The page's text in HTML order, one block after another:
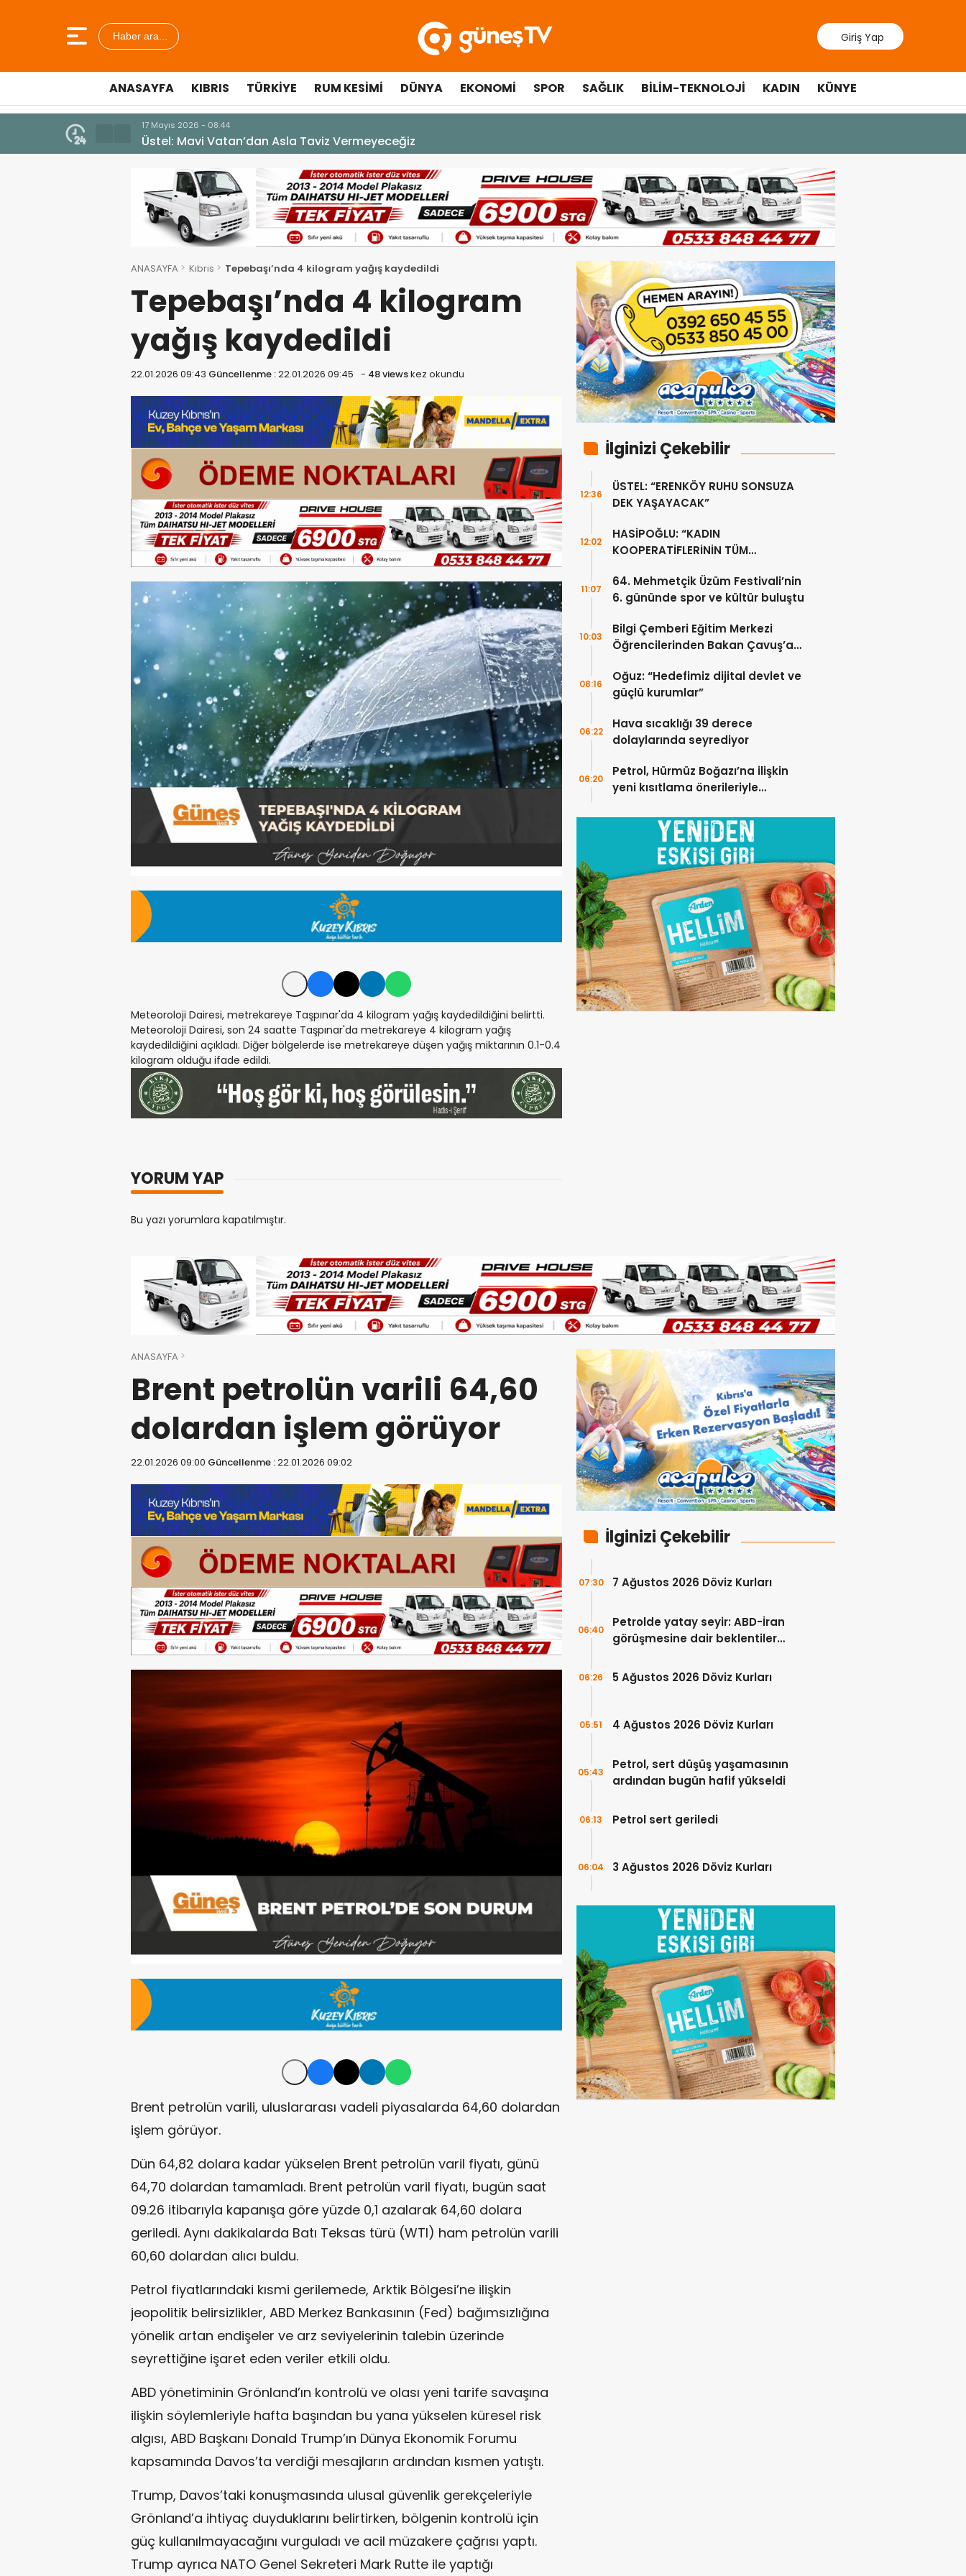
Haber ara... Giriş Yap
ANASAYFA KIBRIS TÜRKIYE RUM KESIMI DÜNYA EKONOMI SPOR SAĞLIK BILIM-TEKNOLOJI KADIN KÜNYE
7 Ağustos 2026 - 12:36
ÜSTEL: “ERENKÖY RUHU SONSUZA DEK YAŞAYACAK”
ANASAYFA Kıbrıs Tepebaşı’nda 4 kilogram yağış kaydedildi
Tepebaşı’nda 4 kilogram
yağış kaydedildi
22.01.2026 09:43 Güncellenme :22.01.2026 09:45 - 48 viewskez okundu
Meteoroloji Dairesi, metrekareye Taşpınar'da 4 kilogram yağış kaydedildiğini belirtti.
Meteoroloji Dairesi, son 24 saatte Taşpınar'da metrekareye 4 kilogram yağış
kaydedildiğini açıkladı. Diğer bölgelerde ise metrekareye düşen yağış miktarının 0.1-0.4
kilogram olduğu ifade edildi.
YORUM YAP
Bu yazı yorumlara kapatılmıştır.
İlginizi Çekebilir
ÜSTEL: “ERENKÖY RUHU SONSUZA
DEK YAŞAYACAK”
12:36
HASİPOĞLU: “KADIN
KOOPERATİFLERİNİN TÜM
PRİMLERİNİ YÜZDE 100
KARŞILAYACAĞIZ”
12:02
64. Mehmetçik Üzüm Festivali’nin
6. gününde spor ve kültür buluştu
11:07
Bilgi Çemberi Eğitim Merkezi
Öğrencilerinden Bakan Çavuş’a
10:03
Oğuz: “Hedefimiz dijital devlet ve
güçlü kurumlar”
08:16
Hava sıcaklığı 39 derece
dolaylarında seyrediyor
06:22
Petrol, Hürmüz Boğazı’na ilişkin
yeni kısıtlama önerileriyle
06:20
ANASAYFA
Brent petrolün varili 64,60
dolardan işlem görüyor
22.01.2026 09:00 Güncellenme :22.01.2026 09:02
Brent petrolün varili, uluslararası vadeli piyasalarda 64,60 dolardan
işlem görüyor.
Dün 64,82 dolara kadar yükselen Brent petrolün varil fiyatı, günü
64,70 dolardan tamamladı. Brent petrolün varil fiyatı, bugün saat
09.26 itibarıyla kapanışa göre yüzde 0,1 azalarak 64,60 dolara
geriledi. Aynı dakikalarda Batı Teksas türü (WTI) ham petrolün varili
60,60 dolardan alıcı buldu.
Petrol fiyatlarındaki kısmi gerilemede, Arktik Bölgesi’ne ilişkin
jeopolitik belirsizlikler, ABD Merkez Bankasının (Fed) bağımsızlığına
yönelik artan endişeler ve arz seviyelerinin talebin üzerinde
seyrettiğine işaret eden veriler etkili oldu.
ABD yönetiminin Grönland’ın kontrolü ve olası yeni tarife savaşına
ilişkin söylemleriyle hafta başından bu yana yükselen küresel risk
algısı, ABD Başkanı Donald Trump’ın Dünya Ekonomik Forumu
kapsamında Davos’ta verdiği mesajların ardından kısmen yatıştı.
Trump, Davos’taki konuşmasında ulusal güvenlik gerekçeleriyle
Grönland’a ihtiyaç duyduklarını belirtirken, bölgenin kontrolü için
güç kullanılmayacağını vurguladı ve acil müzakere çağrısı yaptı.
Trump ayrıca NATO Genel Sekreteri Mark Rutte ile yaptığı
İlginizi Çekebilir
7 Ağustos 2026 Döviz Kurları
07:30
Petrolde yatay seyir: ABD-İran
görüşmesine dair beklentiler
06:40
5 Ağustos 2026 Döviz Kurları
06:26
4 Ağustos 2026 Döviz Kurları
05:51
Petrol, sert düşüş yaşamasının
ardından bugün hafif yükseldi
05:43
Petrol sert geriledi
06:13
3 Ağustos 2026 Döviz Kurları
06:04